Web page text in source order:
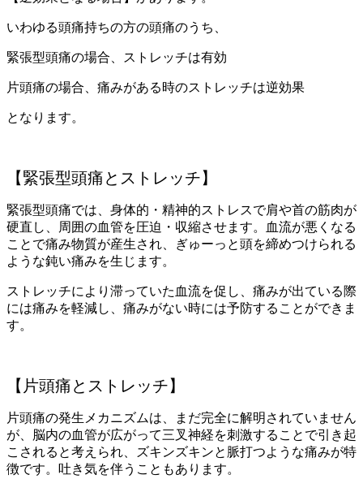
いわゆる頭痛持ちの方の頭痛のうち、
緊張型頭痛の場合、ストレッチは有効
片頭痛の場合、痛みがある時のストレッチは逆効果
となります。
【緊張型頭痛とストレッチ】
緊張型頭痛では、身体的・精神的ストレスで肩や首の筋肉が
硬直し、周囲の血管を圧迫・収縮させます。血流が悪くなる
ことで痛み物質が産生され、ぎゅーっと頭を締めつけられる
ような鈍い痛みを生じます。
ストレッチにより滞っていた血流を促し、痛みが出ている際
には痛みを軽減し、痛みがない時には予防することができま
す。
【片頭痛とストレッチ】
片頭痛の発生メカニズムは、まだ完全に解明されていません
が、脳内の血管が広がって三叉神経を刺激することで引き起
こされると考えられ、ズキンズキンと脈打つような痛みが特
徴です。吐き気を伴うこともあります。